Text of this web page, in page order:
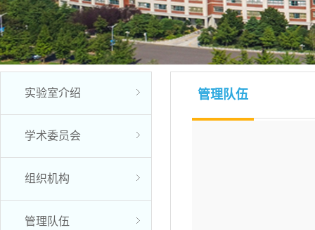
实验室介绍
学术委员会
组织机构
管理队伍
管理队伍